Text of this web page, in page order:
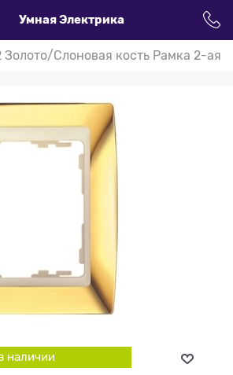
Умная Электрика
Золото/Слоновая кость Рамка 2-ая
наличии